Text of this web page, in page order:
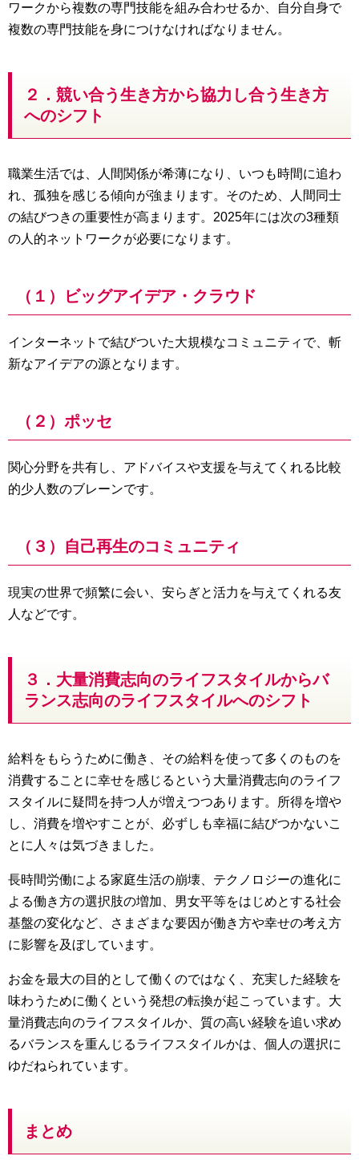
ワークから複数の専門技能を組み合わせるか、自分自身で
複数の専門技能を身につけなければなりません。
２．競い合う生き方から協力し合う生き方
へのシフト
職業生活では、人間関係が希薄になり、いつも時間に追わ
れ、孤独を感じる傾向が強まります。そのため、人間同士
の結びつきの重要性が高まります。2025年には次の3種類
の人的ネットワークが必要になります。
（１）ビッグアイデア・クラウド
インターネットで結びついた大規模なコミュニティで、斬
新なアイデアの源となります。
（２）ポッセ
関心分野を共有し、アドバイスや支援を与えてくれる比較
的少人数のブレーンです。
（３）自己再生のコミュニティ
現実の世界で頻繁に会い、安らぎと活力を与えてくれる友
人などです。
３．大量消費志向のライフスタイルからバ
ランス志向のライフスタイルへのシフト
給料をもらうために働き、その給料を使って多くのものを
消費することに幸せを感じるという大量消費志向のライフ
スタイルに疑問を持つ人が増えつつあります。所得を増や
し、消費を増やすことが、必ずしも幸福に結びつかないこ
とに人々は気づきました。
長時間労働による家庭生活の崩壊、テクノロジーの進化に
よる働き方の選択肢の増加、男女平等をはじめとする社会
基盤の変化など、さまざまな要因が働き方や幸せの考え方
に影響を及ぼしています。
お金を最大の目的として働くのではなく、充実した経験を
味わうために働くという発想の転換が起こっています。大
量消費志向のライフスタイルか、質の高い経験を追い求め
るバランスを重んじるライフスタイルかは、個人の選択に
ゆだねられています。
まとめ